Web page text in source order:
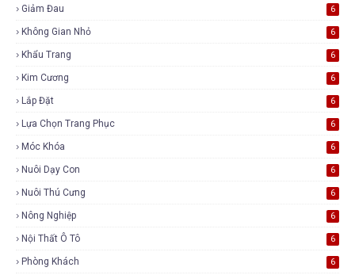
Giảm Đau 6
Không Gian Nhỏ 6
Khẩu Trang 6
Kim Cương 6
Lắp Đặt 6
Lựa Chọn Trang Phục 6
Móc Khóa 6
Nuôi Dạy Con 6
Nuôi Thú Cưng 6
Nông Nghiệp 6
Nội Thất Ô Tô 6
Phòng Khách 6